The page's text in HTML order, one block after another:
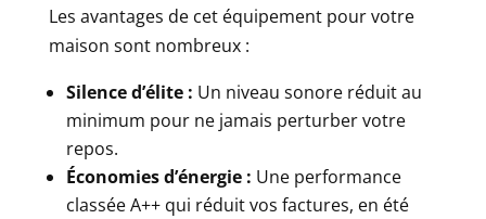
Les avantages de cet équipement pour votre
maison sont nombreux :
Silence d’élite : Un niveau sonore réduit au
minimum pour ne jamais perturber votre
repos.
Économies d’énergie : Une performance
classée A++ qui réduit vos factures, en été